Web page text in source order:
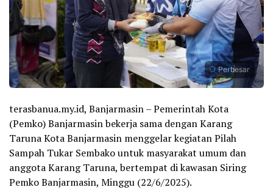
Perbesar
terasbanua.my.id, Banjarmasin – Pemerintah Kota
(Pemko) Banjarmasin bekerja sama dengan Karang
Taruna Kota Banjarmasin menggelar kegiatan Pilah
Sampah Tukar Sembako untuk masyarakat umum dan
anggota Karang Taruna, bertempat di kawasan Siring
Pemko Banjarmasin, Minggu (22/6/2025).